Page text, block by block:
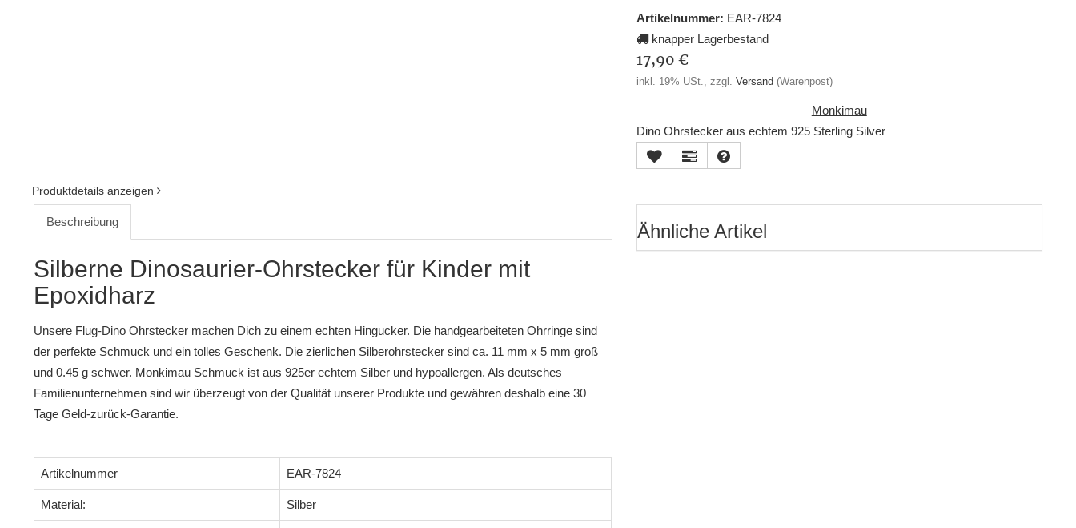
Artikelnummer: EAR-7824
knapper Lagerbestand
17,90 €
inkl. 19% USt., zzgl. Versand (Warenpost)
Monkimau
Dino Ohrstecker aus echtem 925 Sterling Silver
Produktdetails anzeigen
Beschreibung
Silberne Dinosaurier-Ohrstecker für Kinder mit
Epoxidharz
Unsere Flug-Dino Ohrstecker machen Dich zu einem echten Hingucker. Die handgearbeiteten Ohrringe sind
der perfekte Schmuck und ein tolles Geschenk. Die zierlichen Silberohrstecker sind ca. 11 mm x 5 mm groß
und 0.45 g schwer. Monkimau Schmuck ist aus 925er echtem Silber und hypoallergen. Als deutsches
Familienunternehmen sind wir überzeugt von der Qualität unserer Produkte und gewähren deshalb eine 30
Tage Geld-zurück-Garantie.
Artikelnummer EAR-7824
Material: Silber
Ähnliche Artikel